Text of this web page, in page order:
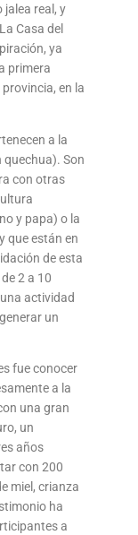
jalea real, y
Casa del
ya
primera
en la
a la
quechua). Son
con otras
y papa) o la
que están en
de esta
2 a 10
actividad
un
fue conocer
a la
una gran
un
años
con 200
miel, crianza
ha
a